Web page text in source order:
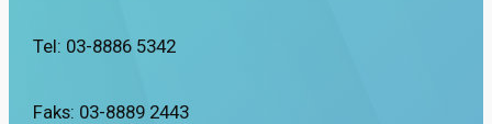
Tel: 03-8886 5342
Faks: 03-8889 2443